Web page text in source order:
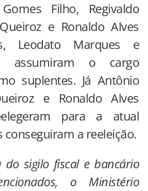
Filho, Regivaldo
e Ronaldo Alves
Leodato Marques e
assumiram o cargo
suplentes. Já Antônio
e Ronaldo Alves
para a atual
a reeleição.
do sigilo fiscal e bancário
o Ministério